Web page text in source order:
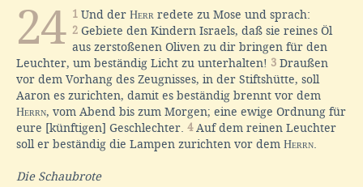
24 1 Und der Herr redete zu Mose und sprach:
2 Gebiete den Kindern Israels, daß sie reines Öl
aus zerstoßenen Oliven zu dir bringen für den
Leuchter, um beständig Licht zu unterhalten! 3 Draußen
vor dem Vorhang des Zeugnisses, in der Stiftshütte, soll
Aaron es zurichten, damit es beständig brennt vor dem
Herrn, vom Abend bis zum Morgen; eine ewige Ordnung für
eure [künftigen] Geschlechter. 4Auf dem reinen Leuchter
soll er beständig die Lampen zurichten vor dem Herrn
Die Schaubrote